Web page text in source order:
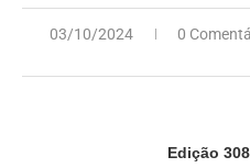
03/10/2024 0
Edição